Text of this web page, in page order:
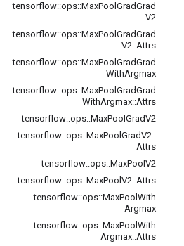
tensorflow::ops::MaxPool GradGrad
V2
tensorflow::ops::MaxPool GradGrad
V2::Attrs
tensorflow::ops::MaxPool GradGrad
WithArgmax
tensorflow::ops::MaxPool GradGrad
WithArgmax::Attrs
tensorflow::ops::MaxPool GradV2
tensorflow::ops::MaxPool GradV2::
Attrs
tensorflow::ops::MaxPool V2
tensorflow::ops::MaxPool V2::Attrs
tensorflow::ops::MaxPool With
Argmax
tensorflow::ops::MaxPool With
Argmax::Attrs